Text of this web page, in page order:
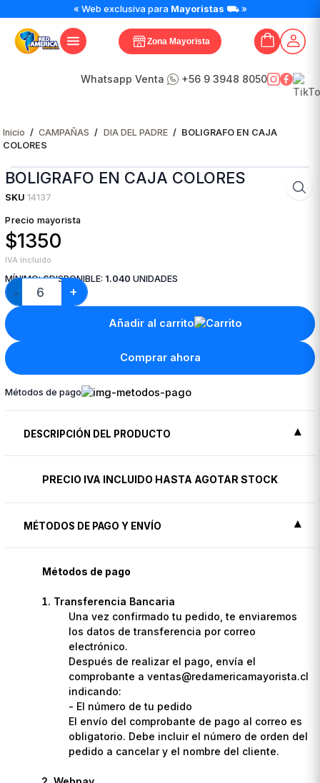
« Web exclusiva para Mayoristas ⛟ »
Zona Mayorista
Whatsapp Venta +56 9 3948 8050
Inicio / CAMPAÑAS / DIA DEL PADRE / BOLIGRAFO EN CAJA
COLORES
BOLIGRAFO EN CAJA COLORES
SKU 14137
Precio mayorista
$1350
IVA incluido
MÍNIMO:6DISPONIBLE: 1.040 UNIDADES
−
BOLIGRAFO
EN
CAJA
COLORES
+
Añadir al carrito
Comprar ahora
Métodos de pago
DESCRIPCIÓN DEL PRODUCTO
PRECIO IVA INCLUIDO HASTA AGOTAR STOCK
MÉTODOS DE PAGO Y ENVÍO
Métodos de pago
Transferencia Bancaria
Una vez confirmado tu pedido, te enviaremos
los datos de transferencia por correo
electrónico.
Después de realizar el pago, envía el
comprobante a ventas@redamericamayorista.cl
indicando:
- El número de tu pedido
El envío del comprobante de pago al correo es
obligatorio. Debe incluir el número de orden del
pedido a cancelar y el nombre del cliente.